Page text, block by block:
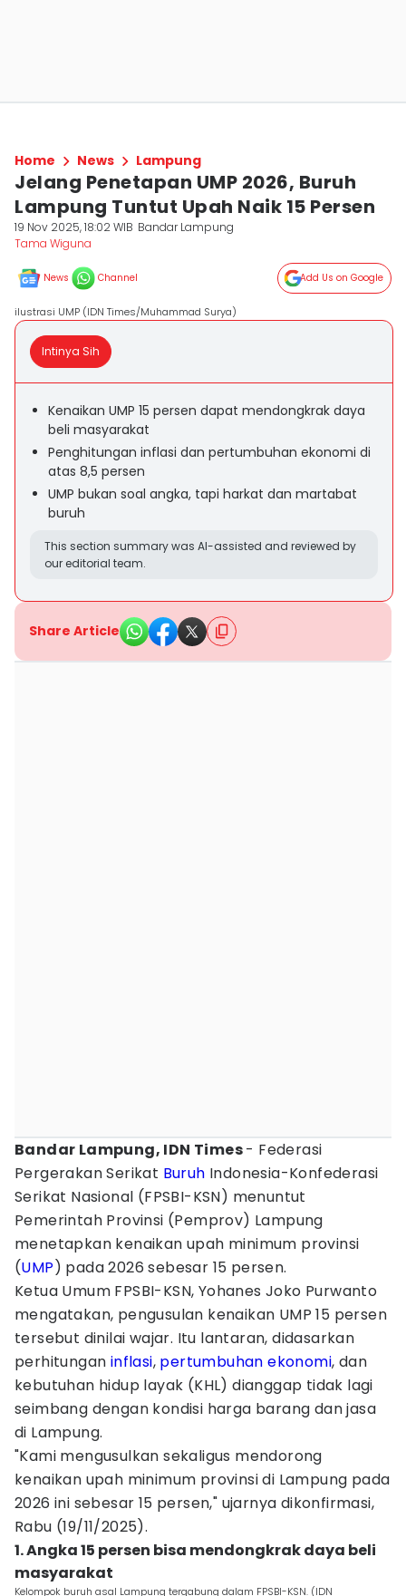
Home News Lampung
Jelang Penetapan UMP 2026, Buruh
Lampung Tuntut Upah Naik 15 Persen
19 Nov 2025, 18:02 WIB Bandar Lampung
Tama Wiguna
News Channel Add Us on Google
ilustrasi UMP (IDN Times/Muhammad Surya)
Intinya Sih
Kenaikan UMP 15 persen dapat mendongkrak daya
beli masyarakat
Penghitungan inflasi dan pertumbuhan ekonomi di
atas 8,5 persen
UMP bukan soal angka, tapi harkat dan martabat
buruh
This section summary was AI-assisted and reviewed by
our editorial team.
Share Article
Bandar Lampung, IDN Times- Federasi
Pergerakan Serikat Buruh Indonesia-Konfederasi
Serikat Nasional (FPSBI-KSN) menuntut
Pemerintah Provinsi (Pemprov) Lampung
menetapkan kenaikan upah minimum provinsi
(UMP) pada 2026 sebesar 15 persen.
Ketua Umum FPSBI-KSN, Yohanes Joko Purwanto
mengatakan, pengusulan kenaikan UMP 15 persen
tersebut dinilai wajar. Itu lantaran, didasarkan
perhitungan inflasi, pertumbuhan ekonomi, dan
kebutuhan hidup layak (KHL) dianggap tidak lagi
seimbang dengan kondisi harga barang dan jasa
di Lampung.
"Kami mengusulkan sekaligus mendorong
kenaikan upah minimum provinsi di Lampung pada
2026 ini sebesar 15 persen," ujarnya dikonfirmasi,
Rabu (19/11/2025).
1. Angka 15 persen bisa mendongkrak daya beli
masyarakat
Kelompok buruh asal Lampung tergabung dalam FPSBI-KSN. (IDN